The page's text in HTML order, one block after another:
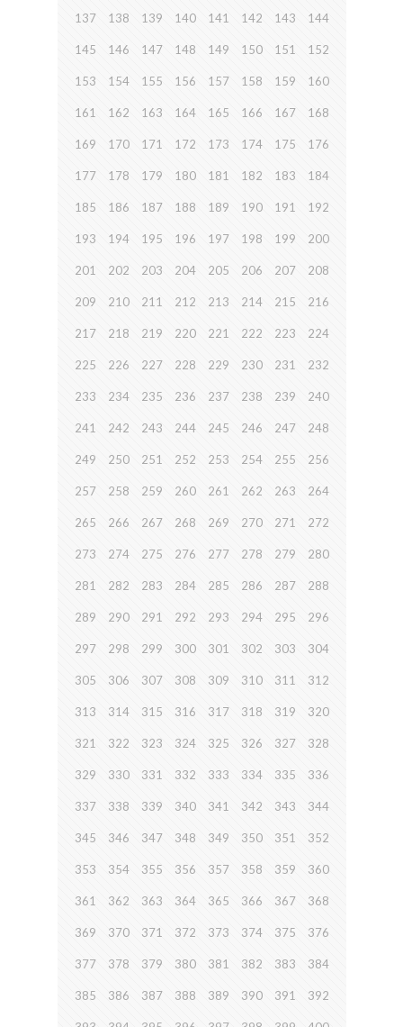
137 138 139 140 141 142 143 144
145 146 147 148 149 150 151 152
153 154 155 156 157 158 159 160
161 162 163 164 165 166 167 168
169 170 171 172 173 174 175 176
177 178 179 180 181 182 183 184
185 186 187 188 189 190 191 192
193 194 195 196 197 198 199 200
201 202 203 204 205 206 207 208
209 210 211 212 213 214 215 216
217 218 219 220 221 222 223 224
225 226 227 228 229 230 231 232
233 234 235 236 237 238 239 240
241 242 243 244 245 246 247 248
249 250 251 252 253 254 255 256
257 258 259 260 261 262 263 264
265 266 267 268 269 270 271 272
273 274 275 276 277 278 279 280
281 282 283 284 285 286 287 288
289 290 291 292 293 294 295 296
297 298 299 300 301 302 303 304
305 306 307 308 309 310 311 312
313 314 315 316 317 318 319 320
321 322 323 324 325 326 327 328
329 330 331 332 333 334 335 336
337 338 339 340 341 342 343 344
345 346 347 348 349 350 351 352
353 354 355 356 357 358 359 360
361 362 363 364 365 366 367 368
369 370 371 372 373 374 375 376
377 378 379 380 381 382 383 384
385 386 387 388 389 390 391 392